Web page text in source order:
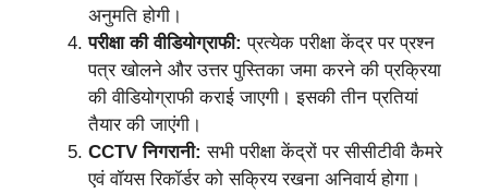
अनुमति होगी।
परीक्षा की वीडियोग्राफी: प्रत्येक परीक्षा केंद्र पर प्रश्न
पत्र खोलने और उत्तर पुस्तिका जमा करने की प्रक्रिया
की वीडियोग्राफी कराई जाएगी। इसकी तीन प्रतियां
तैयार की जाएंगी।
CCTV निगरानी: सभी परीक्षा केंद्रों पर सीसीटीवी कैमरे
एवं वॉयस रिकॉर्डर को सक्रिय रखना अनिवार्य होगा।